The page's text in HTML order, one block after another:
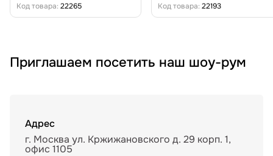
Код товара: 22265
Код товара: 22193
Приглашаем посетить наш шоу-рум
Адрес
г. Москва ул. Кржижановского д. 29 корп. 1,
офис 1105